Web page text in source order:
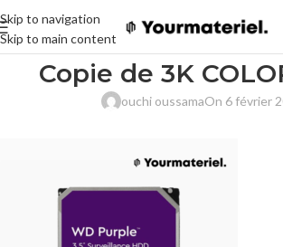
Skip to navigation
Skip to main content
Copie de 3K
ouchi oussamaOn 6 février